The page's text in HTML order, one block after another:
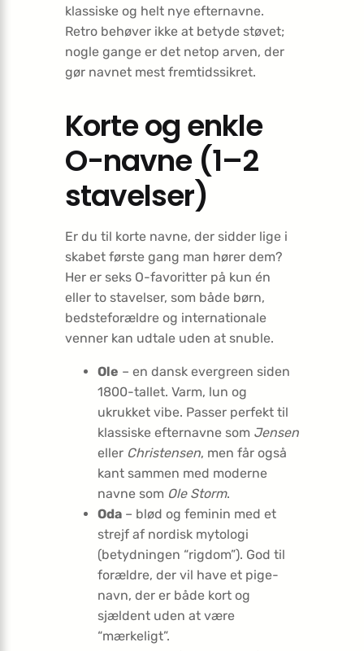
klassiske og helt nye efternavne.
Retro behøver ikke at betyde støvet;
nogle gange er det netop arven, der
gør navnet mest fremtidssikret.
Korte og enkle
O-navne (1–2
stavelser)
Er du til korte navne, der sidder lige i
skabet første gang man hører dem?
Her er seks O-favoritter på kun én
eller to stavelser, som både børn,
bedsteforældre og internationale
venner kan udtale uden at snuble.
Ole – en dansk evergreen siden
1800-tallet. Varm, lun og
ukrukket vibe. Passer perfekt til
klassiske efternavne som Jensen
eller Christensen, men får også
kant sammen med moderne
navne som Ole Storm.
Oda – blød og feminin med et
strejf af nordisk mytologi
(betydningen “rigdom”). God til
forældre, der vil have et pige-
navn, der er både kort og
sjældent uden at være
“mærkeligt”.